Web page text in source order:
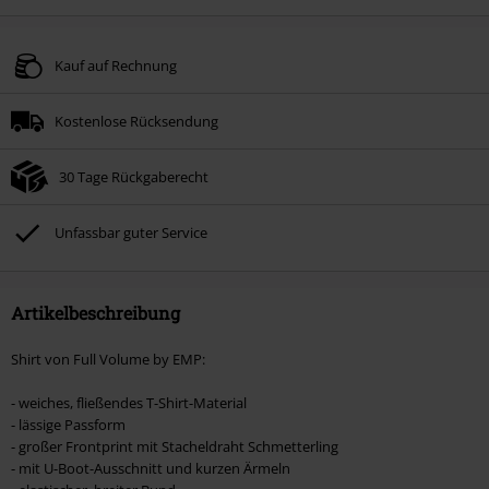
Kauf auf Rechnung
Kostenlose Rücksendung
30 Tage Rückgaberecht
Unfassbar guter Service
Artikelbeschreibung
Shirt von Full Volume by EMP:
- weiches, fließendes T-Shirt-Material
- lässige Passform
- großer Frontprint mit Stacheldraht Schmetterling
- mit U-Boot-Ausschnitt und kurzen Ärmeln